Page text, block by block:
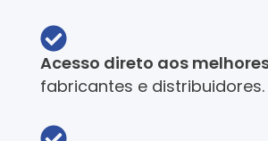
Acesso direto aos
fabricantes e distribuidores.